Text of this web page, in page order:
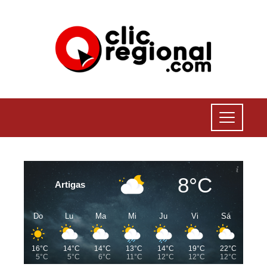
Artigas 8°C
Do
16°C
5°C
Lu
14°C
5°C
Ma
14°C
6°C
Mi
13°C
11°C
Ju
14°C
12°C
Vi
19°C
12°C
Sá
22°C
12°C